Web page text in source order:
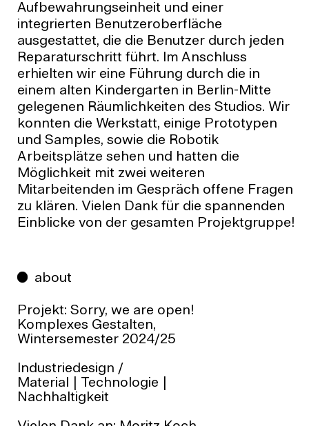
Aufbewahrungseinheit und einer
integrierten Benutzeroberfläche
ausgestattet, die die Benutzer durch jeden
Reparaturschritt führt. Im Anschluss
erhielten wir eine Führung durch die in
einem alten Kindergarten in Berlin-Mitte
gelegenen Räumlichkeiten des Studios. Wir
konnten die Werkstatt, einige Prototypen
und Samples, sowie die Robotik
Arbeitsplätze sehen und hatten die
Möglichkeit mit zwei weiteren
Mitarbeitenden im Gespräch offene Fragen
zu klären. Vielen Dank für die spannenden
Einblicke von der gesamten Projektgruppe!
about
Projekt: Sorry, we are open!
Komplexes Gestalten,
Wintersemester 2024/25
Industriedesign /
Material | Technologie |
Nachhaltigkeit